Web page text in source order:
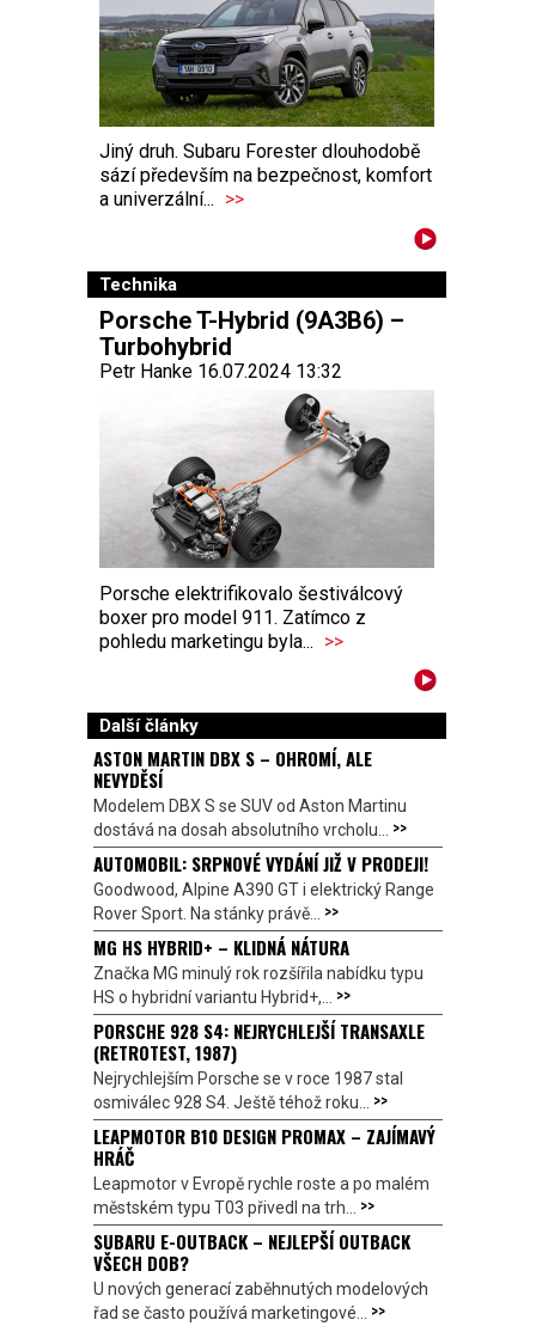
Jiný druh. Subaru Forester dlouhodobě
sází především na bezpečnost, komfort
a univerzální... >>
Technika
Porsche T-Hybrid (9A3B6) –
Turbohybrid
Petr Hanke 16.07.2024 13:32
Porsche elektrifikovalo šestiválcový
boxer pro model 911. Zatímco z
pohledu marketingu byla... >>
Další články
ASTON MARTIN DBX S – OHROMÍ, ALE
NEVYDĚSÍ
Modelem DBX S se SUV od Aston Martinu
dostává na dosah absolutního vrcholu... >>
AUTOMOBIL: SRPNOVÉ VYDÁNÍ JIŽ V PRODEJI!
Goodwood, Alpine A390 GT i elektrický Range
Rover Sport. Na stánky právě... >>
MG HS HYBRID+ – KLIDNÁ NÁTURA
Značka MG minulý rok rozšířila nabídku typu
HS o hybridní variantu Hybrid+,... >>
PORSCHE 928 S4: NEJRYCHLEJŠÍ TRANSAXLE
(RETROTEST, 1987)
Nejrychlejším Porsche se v roce 1987 stal
osmiválec 928 S4. Ještě téhož roku... >>
LEAPMOTOR B10 DESIGN PROMAX – ZAJÍMAVÝ
HRÁČ
Leapmotor v Evropě rychle roste a po malém
městském typu T03 přivedl na trh... >>
SUBARU E-OUTBACK – NEJLEPŠÍ OUTBACK
VŠECH DOB?
U nových generací zaběhnutých modelových
řad se často používá marketingové... >>